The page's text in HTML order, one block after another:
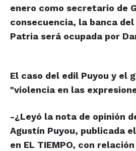
enero como secretario de
consecuencia, la banca
Patria será ocupada por
El caso del edil Puyou y el
"violencia en las
-¿Leyó la nota de opinión
Agustín Puyou, publicada
en EL TIEMPO, con